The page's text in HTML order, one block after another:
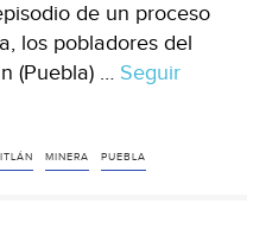
de un proceso
los pobladores del
(Puebla) … Seguir
MINERA PUEBLA